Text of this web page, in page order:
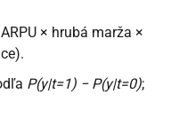
× hrubá marža ×
P(y|t=1) − P(y|t=0);